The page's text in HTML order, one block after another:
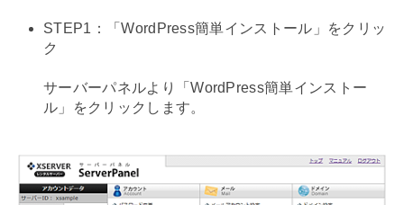
STEP1：「WordPress簡単インストール」をクリッ
ク
サーバーパネルより「WordPress簡単インストー
ル」をクリックします。